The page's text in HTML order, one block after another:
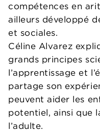
compétences en
ailleurs développé
et sociales.
Céline Alvarez
grands principes
l’apprentissage et
partage son
peuvent aider les
potentiel, ainsi que
l’adulte.